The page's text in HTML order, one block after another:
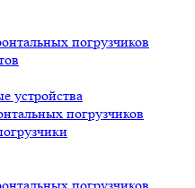
погрузчиков
устройства
погрузчиков